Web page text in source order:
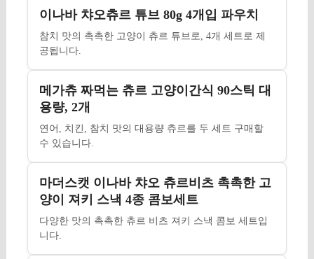
이나바 챠오츄르 튜브 80g 4개입 파우치
참치 맛의 촉촉한 고양이 츄르 튜브로, 4개 세트로 제
공됩니다.
메가츄 짜먹는 츄르 고양이간식 90스틱 대
용량, 2개
연어, 치킨, 참치 맛의 대용량 츄르를 두 세트 구매할
수 있습니다.
마더스캣 이나바 챠오 츄르비츠 촉촉한 고
양이 져키 스낵 4종 콤보세트
다양한 맛의 촉촉한 츄르 비츠 져키 스낵 콤보 세트입
니다.